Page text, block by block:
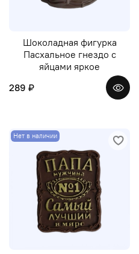
Шоколадная фигурка
Пасхальное гнездо с
яйцами яркое
289 ₽
Нет в наличии